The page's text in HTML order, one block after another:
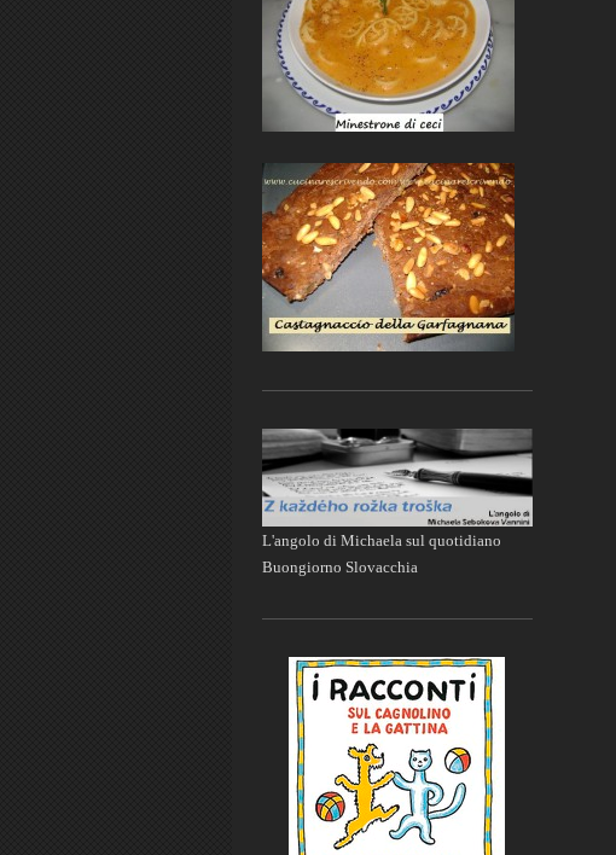
L'angolo di Michaela sul quotidiano
Buongiorno Slovacchia